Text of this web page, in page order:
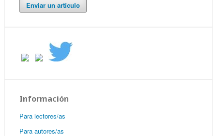
Enviar un artículo
Información
Para lectores/as
Para autores/as